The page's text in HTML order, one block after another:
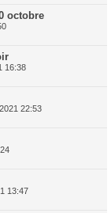
octobre
16:38
22:53
13:47